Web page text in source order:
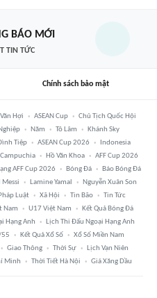
BÁO MỚI
TIN TỨC
Chính sách bảo mật
Hợi ASEAN Cup
Chủ Tịch Quốc Hội
Năm Tô Lâm
Khánh Sky
Tiệp ASEAN Cup 2026
Indonesia
Campuchia Hồ Văn Khoa
AFF Cup 2026
AFF Cup 2026 Bóng Đá
Báo Bóng Đá
Lamine Yamal
Nguyễn Xuân Son
Luật Xã Hội Tin Bão
Tin Tức
Nam U17 Việt Nam
Kết Quả Bóng Đá
Hạng Anh
Lịch Thi Đấu Ngoại Hạng Anh
55 Kết Quả Xổ Số
Xổ Số Miền Nam
Giao Thông Thời Sự
Lịch Vạn Niên
Minh Thời Tiết Hà Nội Giá Xăng Dầu